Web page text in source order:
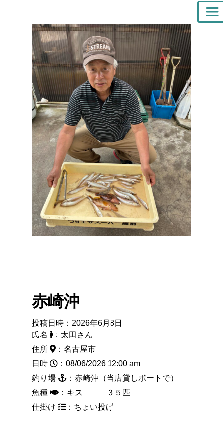
赤崎沖
投稿日時：2026年6月8日
氏名
：太田さん
住所
：名古屋市
日時
：08/06/2026 12:00 am
釣り場
：赤崎沖（当店貸しボートで）
魚種
：キス ３５匹
仕掛け
：ちょい投げ